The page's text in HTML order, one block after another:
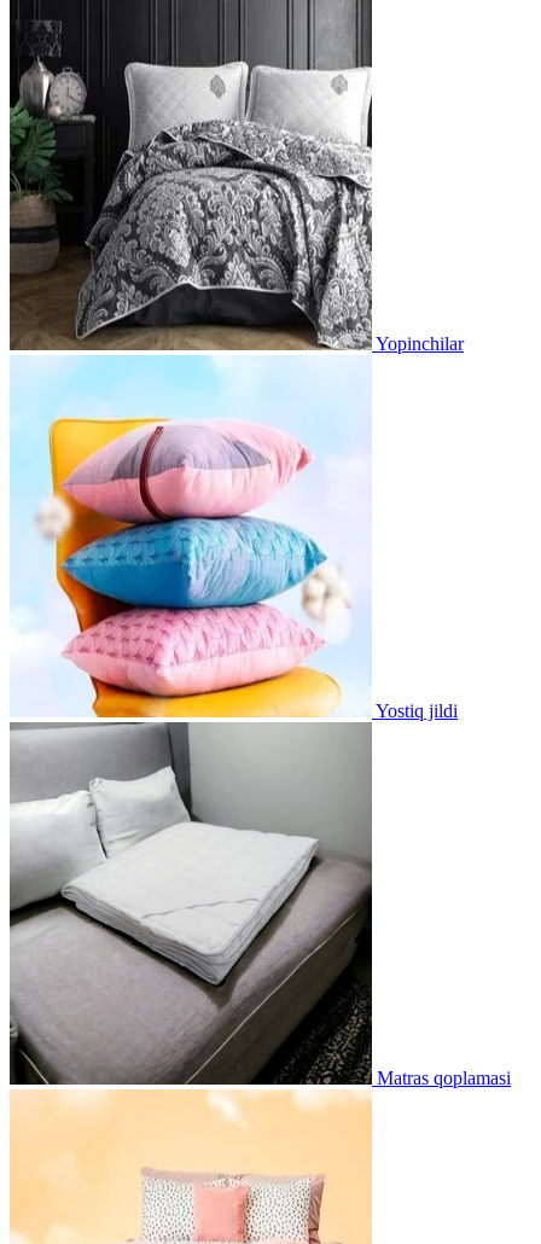
Yopinchilar
Yostiq jildi
Matras qoplamasi